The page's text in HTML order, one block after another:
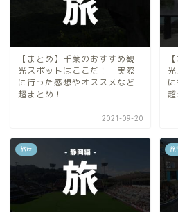
【まとめ】千葉のおすすめ観
光スポットはここだ！ 実際
に行った感想やオススメなど
超まとめ！
2021-09-20
旅行 旅